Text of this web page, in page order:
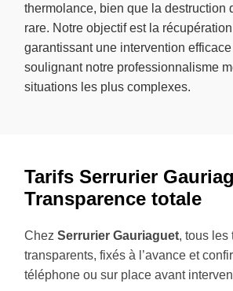
thermolance, bien que la destruction
rare. Notre objectif est la
garantissant une intervention
soulignant notre professionnalisme
situations les plus complexes.
Tarifs Serrurier
Transparence totale
Chez Serrurier Gauriaguet, tous les
transparents, fixés à l’avance et
téléphone ou sur place avant